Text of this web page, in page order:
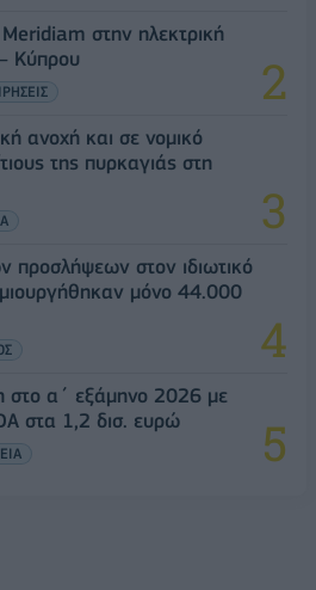
στην ηλεκτρική
Κύπρου
ανοχή και σε νομικό
της πυρκαγιάς στη
προσλήψεων στον ιδιωτικό
μόνο 44.000
στο α΄ εξάμηνο 2026 με
στα 1,2 δισ. ευρώ